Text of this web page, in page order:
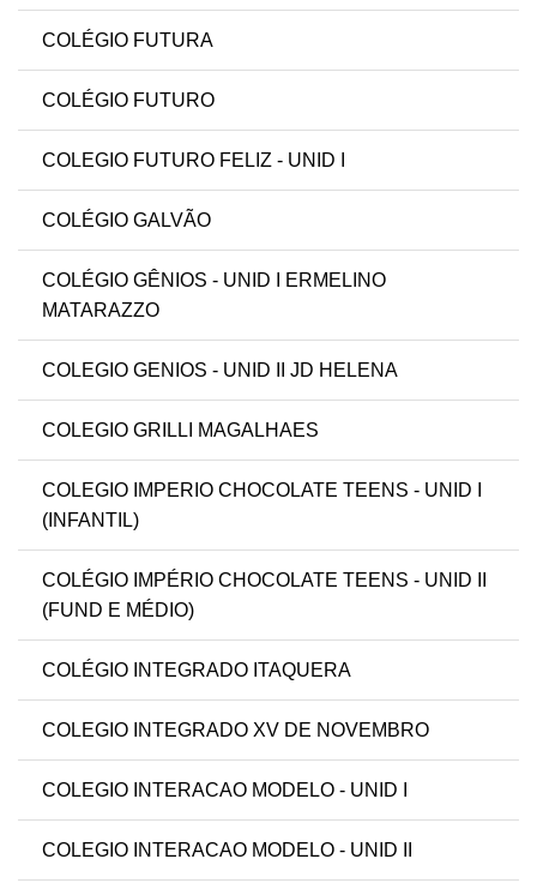
COLÉGIO FUTURA
COLÉGIO FUTURO
COLEGIO FUTURO FELIZ - UNID I
COLÉGIO GALVÃO
COLÉGIO GÊNIOS - UNID I ERMELINO
MATARAZZO
COLEGIO GENIOS - UNID II JD HELENA
COLEGIO GRILLI MAGALHAES
COLEGIO IMPERIO CHOCOLATE TEENS - UNID I
(INFANTIL)
COLÉGIO IMPÉRIO CHOCOLATE TEENS - UNID II
(FUND E MÉDIO)
COLÉGIO INTEGRADO ITAQUERA
COLEGIO INTEGRADO XV DE NOVEMBRO
COLEGIO INTERACAO MODELO - UNID I
COLEGIO INTERACAO MODELO - UNID II